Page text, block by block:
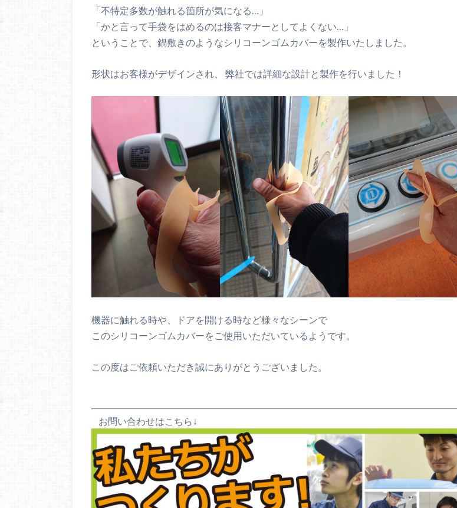
「不特定多数が触れる箇所が気になる…」
「かと言って手袋をはめるのは接客マナーとしてよくない…」
ということで、鍋敷きのようなシリコーンゴムカバーを製作いたしました。
形状はお客様がデザインされ、 弊社では詳細な設計と製作を行いました！
機器に触れる時や、ドアを開ける時など様々なシーンで
このシリコーンゴムカバーをご使用いただいているようです。
この度はご依頼いただき誠にありがとうございました。
お問い合わせはこちら↓